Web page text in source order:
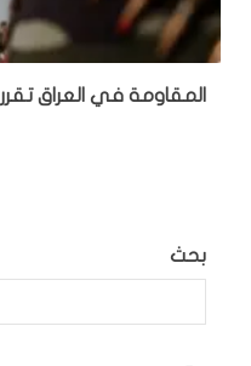
المقاومة في العراق
بحث